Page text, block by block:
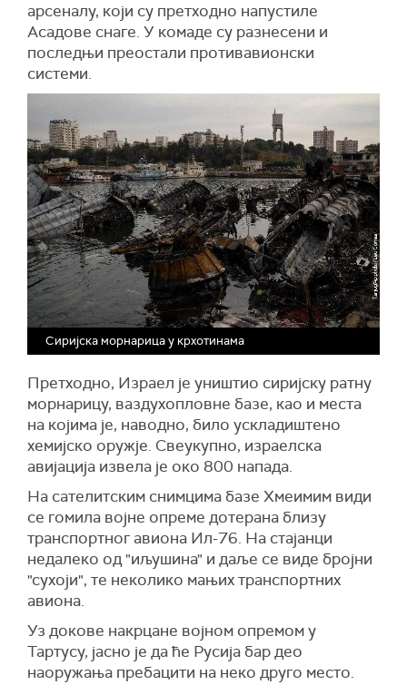
арсеналу, који су претходно напустиле
Асадове снаге. У комаде су разнесени и
последњи преостали противавионски
системи.
Сиријска морнарица у крхотинама
Претходно, Израел је уништио сиријску ратну
морнарицу, ваздухопловне базе, као и места
на којима је, наводно, било ускладиштено
хемијско оружје. Свеукупно, израелска
авијација извела је око 800 напада.
На сателитским снимцима базе Хмеимим види
се гомила војне опреме дотерана близу
транспортног авиона Ил-76. На стајанци
недалеко од "иљушина" и даље се виде бројни
"сухоји", те неколико мањих транспортних
авиона.
Уз докове накрцане војном опремом у
Тартусу, јасно је да ће Русија бар део
наоружања пребацити на неко друго место.